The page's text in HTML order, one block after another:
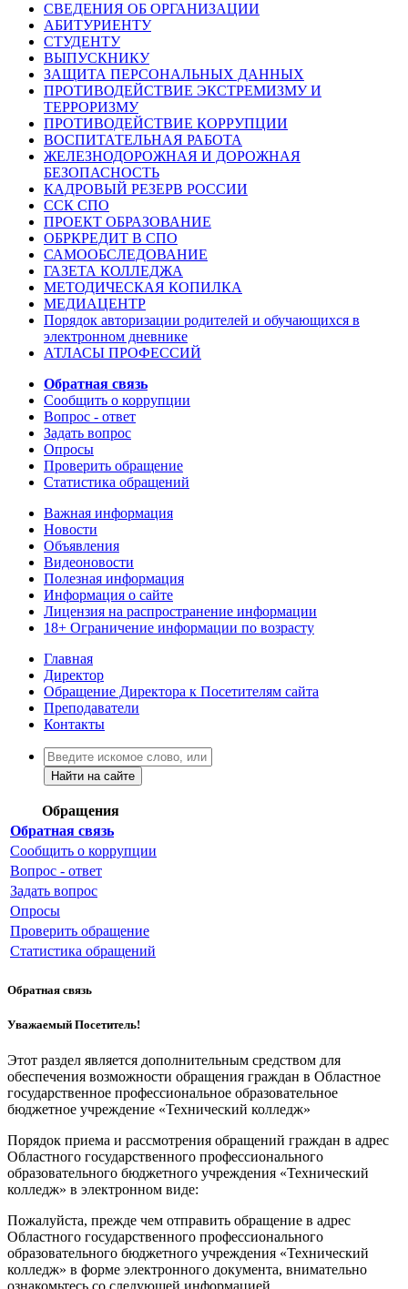
СВЕДЕНИЯ ОБ ОРГАНИЗАЦИИ
АБИТУРИЕНТУ
СТУДЕНТУ
ВЫПУСКНИКУ
ЗАЩИТА ПЕРСОНАЛЬНЫХ ДАННЫХ
ПРОТИВОДЕЙСТВИЕ ЭКСТРЕМИЗМУ И
ТЕРРОРИЗМУ
ПРОТИВОДЕЙСТВИЕ КОРРУПЦИИ
ВОСПИТАТЕЛЬНАЯ РАБОТА
ЖЕЛЕЗНОДОРОЖНАЯ И ДОРОЖНАЯ
БЕЗОПАСНОСТЬ
КАДРОВЫЙ РЕЗЕРВ РОССИИ
ССК СПО
ПРОЕКТ ОБРАЗОВАНИЕ
ОБРКРЕДИТ В СПО
САМООБСЛЕДОВАНИЕ
ГАЗЕТА КОЛЛЕДЖА
МЕТОДИЧЕСКАЯ КОПИЛКА
МЕДИАЦЕНТР
Порядок авторизации родителей и обучающихся в
электронном дневнике
АТЛАСЫ ПРОФЕССИЙ
Обратная связь
Сообщить о коррупции
Вопрос - ответ
Задать вопрос
Опросы
Проверить обращение
Статистика обращений
Важная информация
Новости
Объявления
Видеоновости
Полезная информация
Информация о сайте
Лицензия на распространение информации
18+ Ограничение информации по возрасту
Главная
Директор
Обращение Директора к Посетителям сайта
Преподаватели
Контакты
Найти на сайте
Обращения
Обратная связь
Сообщить о коррупции
Вопрос - ответ
Задать вопрос
Опросы
Проверить обращение
Статистика обращений
Обратная связь
Уважаемый Посетитель!
Этот раздел является дополнительным средством для
обеспечения возможности обращения граждан в Областное
государственное профессиональное образовательное
бюджетное учреждение «Технический колледж»
Порядок приема и рассмотрения обращений граждан в адрес
Областного государственного профессионального
образовательного бюджетного учреждения «Технический
колледж» в электронном виде:
Пожалуйста, прежде чем отправить обращение в адрес
Областного государственного профессионального
образовательного бюджетного учреждения «Технический
колледж» в форме электронного документа, внимательно
ознакомьтесь со следующей информацией.